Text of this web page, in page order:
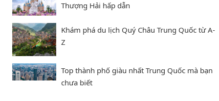
Thượng Hải hấp dẫn
Khám phá du lịch Quý Châu Trung Quốc từ A-
Z
Top thành phố giàu nhất Trung Quốc mà bạn
chưa biết